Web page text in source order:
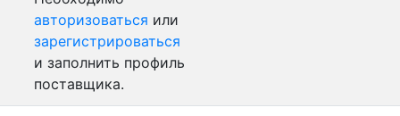
авторизоваться или
зарегистрироваться
и заполнить профиль
поставщика.